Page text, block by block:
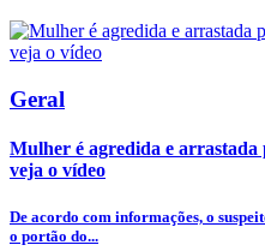
Geral
Mulher é agredida e arrastada
veja o vídeo
De acordo com informações, o
o portão do...